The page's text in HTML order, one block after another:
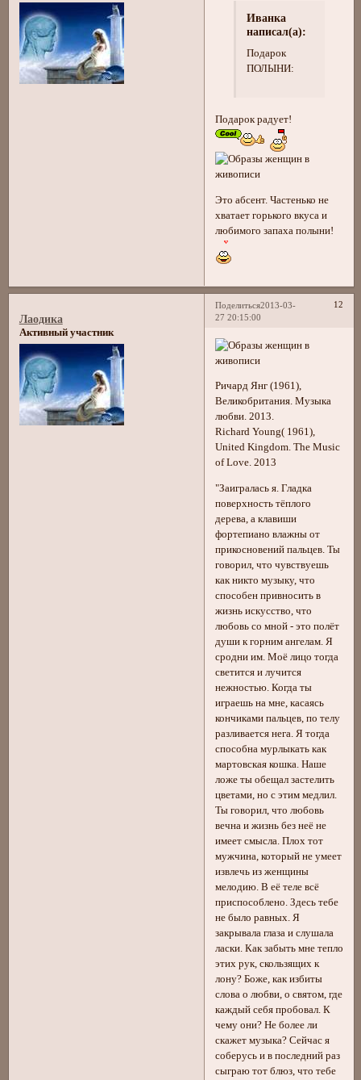
Иванка
написал(а):
Подарок
ПОЛЫНИ:
Подарок радует!
Это абсент. Частенько не
хватает горького вкуса и
любимого запаха полыни!
Поделиться 12
2013-03-
27 20:15:00
Лаодика
Активный участник
Ричард Янг (1961),
Великобритания. Музыка
любви. 2013.
Richard Young( 1961),
United Kingdom. The Music
of Love. 2013
"Заигралась я. Гладка
поверхность тёплого
дерева, а клавиши
фортепиано влажны от
прикосновений пальцев. Ты
говорил, что чувствуешь
как никто музыку, что
способен привносить в
жизнь искусство, что
любовь со мной - это полёт
души к горним ангелам. Я
сродни им. Моё лицо тогда
светится и лучится
нежностью. Когда ты
играешь на мне, касаясь
кончиками пальцев, по телу
разливается нега. Я тогда
способна мурлыкать как
мартовская кошка. Наше
ложе ты обещал застелить
цветами, но с этим медлил.
Ты говорил, что любовь
вечна и жизнь без неё не
имеет смысла. Плох тот
мужчина, который не умеет
извлечь из женщины
мелодию. В её теле всё
приспособлено. Здесь тебе
не было равных. Я
закрывала глаза и слушала
ласки. Как забыть мне тепло
этих рук, скользящих к
лону? Боже, как избиты
слова о любви, о святом, где
каждый себя пробовал. К
чему они? Не более ли
скажет музыка? Сейчас я
соберусь и в последний раз
сыграю тот блюз, что тебе